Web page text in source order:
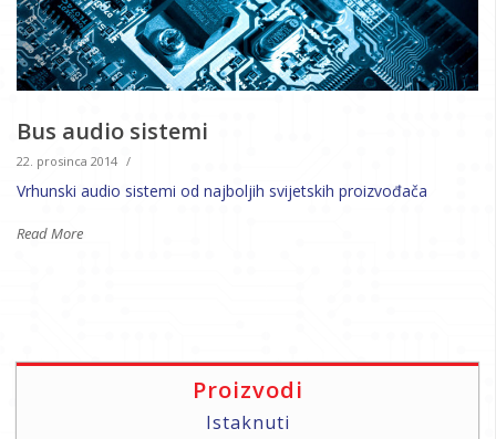
Bus audio sistemi
22. prosinca 2014 /
Vrhunski audio sistemi od najboljih svijetskih proizvođača
Read More
Proizvodi
Istaknuti